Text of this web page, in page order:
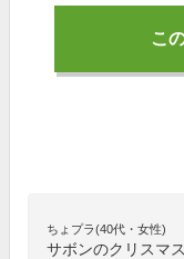
こ
ちょプラ(40代・女性)
サボンのクリスマ